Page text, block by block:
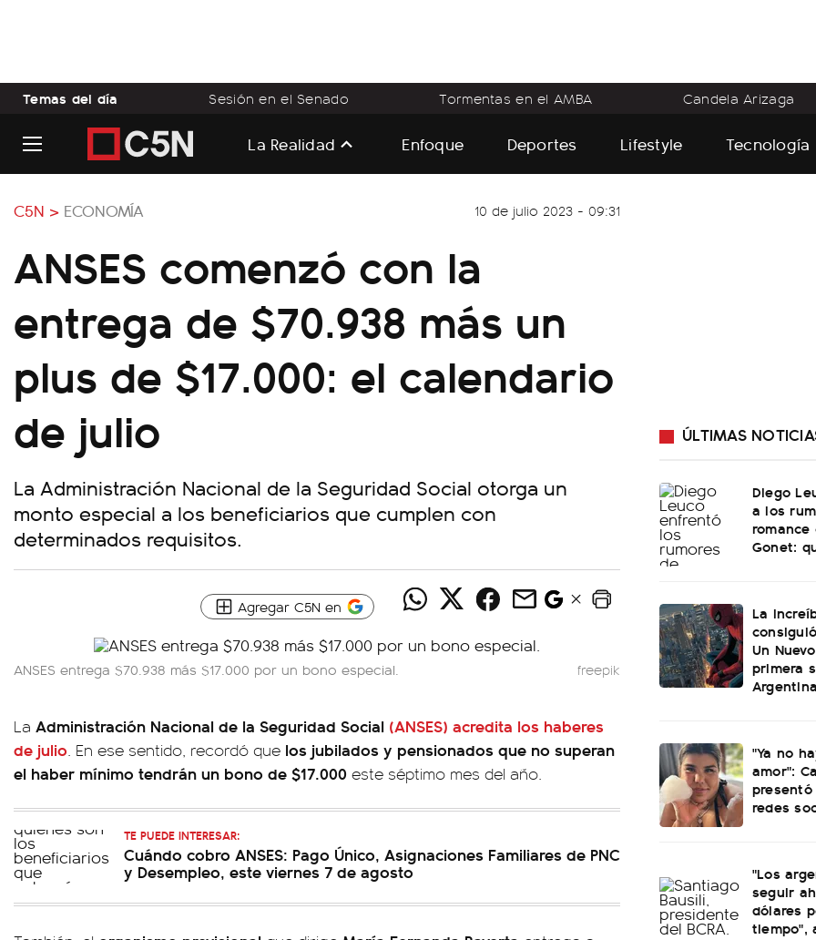
Temas del día Sesión en el Senado Tormentas en el AMBA Candela Arizaga
La Realidad Enfoque Deportes Lifestyle Tecnología
C5N > ECONOMÍA 10 de julio 2023 - 09:31
ANSES comenzó con la
entrega de $70.938 más un
plus de $17.000: el calendario
de julio
La Administración Nacional de la Seguridad Social otorga un
monto especial a los beneficiarios que cumplen con
determinados requisitos.
Agregar C5N en
ANSES entrega $70.938 más $17.000 por un bono especial. freepik
La Administración Nacional de la Seguridad Social (ANSES) acredita los haberes
de julio. En ese sentido, recordó que los jubilados y pensionados que no superan
el haber mínimo tendrán un bono de $17.000 este séptimo mes del año.
TE PUEDE INTERESAR:
Cuándo cobro ANSES: Pago Único, Asignaciones Familiares de PNC
y Desempleo, este viernes 7 de agosto
ÚLTIMAS
Diego
a los
romance
Gonet:
La
Un
primera
Argentina
"Ya no
amor":
redes
"Los
seguir
dólares
tiempo",